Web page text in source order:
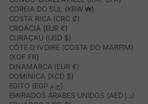
COREIA DO SUL (KRW ₩)
COSTA RICA (CRC ₡)
CROÁCIA (EUR €)
CURAÇAU (USD $)
CÔTE D’IVOIRE (COSTA DO MARFIM)
(XOF FR)
DINAMARCA (EUR €)
DOMÍNICA (XCD $)
EGITO (EGP ج.م)
EMIRADOS ÁRABES UNIDOS (AED د.إ)